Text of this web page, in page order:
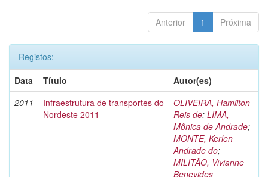
Anterior 1 Próxima
Registos:
Data
Título
Autor(es)
2011
Infraestrutura de transportes do
Nordeste 2011
OLIVEIRA, Hamilton
Reis de; LIMA,
Mônica de Andrade;
MONTE, Kerlen
Andrade do;
MILITÃO, Vivianne
Benevides